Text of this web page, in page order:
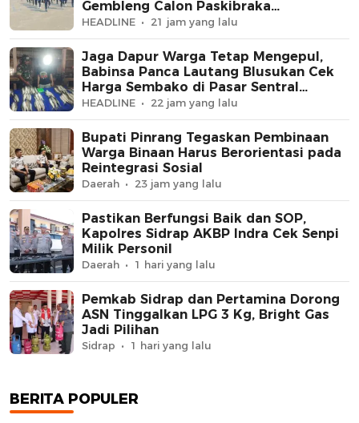
Gembleng Calon Paskibraka
Kecamatan
HEADLINE 21 jam yang lalu
Jaga Dapur Warga Tetap Mengepul,
Babinsa Panca Lautang Blusukan Cek
Harga Sembako di Pasar Sentral
Bilokka
HEADLINE 22 jam yang lalu
Bupati Pinrang Tegaskan Pembinaan
Warga Binaan Harus Berorientasi pada
Reintegrasi Sosial
Daerah 23 jam yang lalu
Pastikan Berfungsi Baik dan SOP,
Kapolres Sidrap AKBP Indra Cek Senpi
Milik Personil
Daerah 1 hari yang lalu
Pemkab Sidrap dan Pertamina Dorong
ASN Tinggalkan LPG 3 Kg, Bright Gas
Jadi Pilihan
Sidrap 1 hari yang lalu
BERITA POPULER